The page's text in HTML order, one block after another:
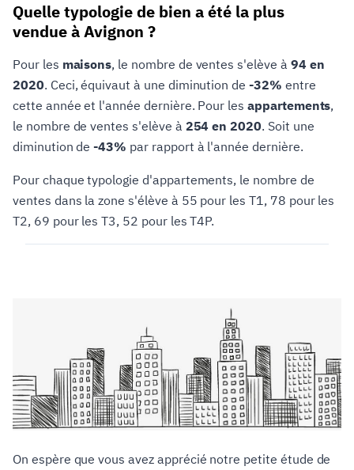
Quelle typologie de bien a été la plus
vendue à Avignon ?
Pour les maisons, le nombre de ventes s'elève à 94 en
2020. Ceci, équivaut à une diminution de-32% entre
cette année et l'année dernière. Pour les appartements,
le nombre de ventes s'elève à 254 en 2020. Soit une
diminution de-43% par rapport à l'année dernière.
Pour chaque typologie d'appartements, le nombre de
ventes dans la zone s'élève à 55 pour les T1, 78 pour les
T2, 69 pour les T3, 52 pour les T4P.
On espère que vous avez apprécié notre petite étude de